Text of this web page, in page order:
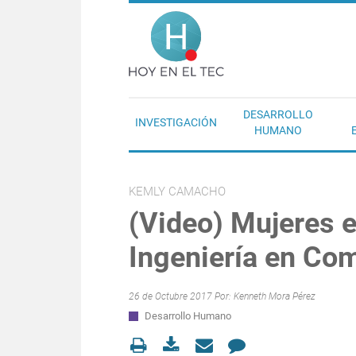
Pasar al contenido principal
INVESTIGACIÓN
DESARROLLO
HUMANO
KEMLY CAMACHO
(Video) Mujeres
Ingeniería en
26 de Octubre 2017 Por: Kenneth Mora Pérez
Desarrollo Humano